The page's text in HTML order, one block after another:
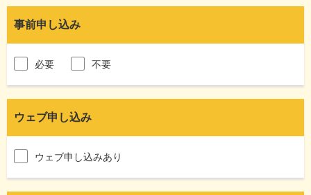
事前申し込み
必要 不要
ウェブ申し込み
ウェブ申し込みあり